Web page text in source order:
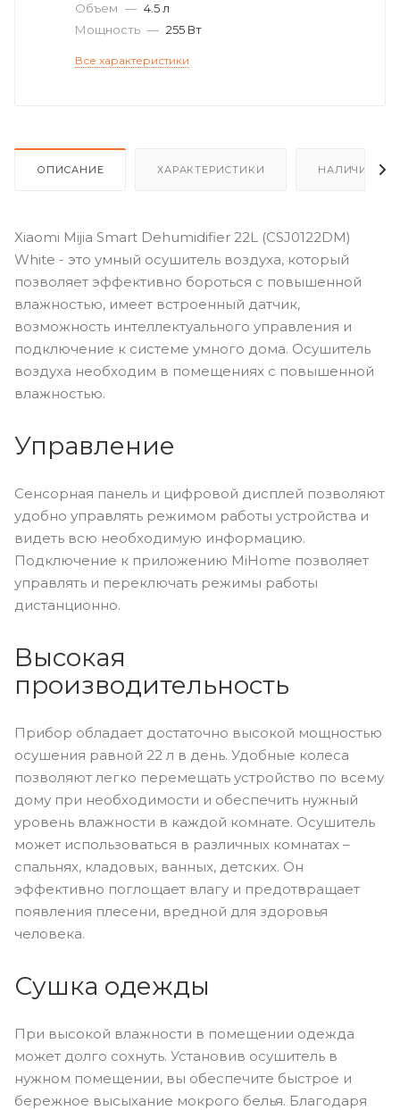
Объем — 4.5 л
Мощность — 255 Вт
Все характеристики
ОПИСАНИЕ ХАРАКТЕРИСТИКИ НАЛИЧИЕ
Xiaomi Mijia Smart Dehumidifier 22L (CSJ0122DM)
White - это умный осушитель воздуха, который
позволяет эффективно бороться с повышенной
влажностью, имеет встроенный датчик,
возможность интеллектуального управления и
подключение к системе умного дома. Осушитель
воздуха необходим в помещениях с повышенной
влажностью.
Управление
Сенсорная панель и цифровой дисплей позволяют
удобно управлять режимом работы устройства и
видеть всю необходимую информацию.
Подключение к приложению MiHome позволяет
управлять и переключать режимы работы
дистанционно.
Высокая
производительность
Прибор обладает достаточно высокой мощностью
осушения равной 22 л в день. Удобные колеса
позволяют легко перемещать устройство по всему
дому при необходимости и обеспечить нужный
уровень влажности в каждой комнате. Осушитель
может использоваться в различных комнатах –
спальнях, кладовых, ванных, детских. Он
эффективно поглощает влагу и предотвращает
появления плесени, вредной для здоровья
человека.
Сушка одежды
При высокой влажности в помещении одежда
может долго сохнуть. Установив осушитель в
нужном помещении, вы обеспечите быстрое и
бережное высыхание мокрого белья. Благодаря